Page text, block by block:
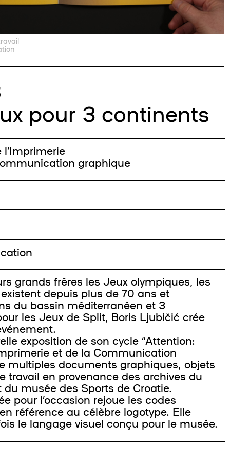
pour 3 continents
graphique
grands frères les Jeux olympiques, les
depuis plus de 70 ans et
du bassin méditerranéen et 3
les Jeux de Split, Boris Ljubičić crée
de son cycle “Attention:
et de la Communication
multiples documents graphiques, objets
travail en provenance des archives du
musée des Sports de Croatie.
l’occasion rejoue les codes
référence au célèbre logotype. Elle
le langage visuel conçu pour le musée.